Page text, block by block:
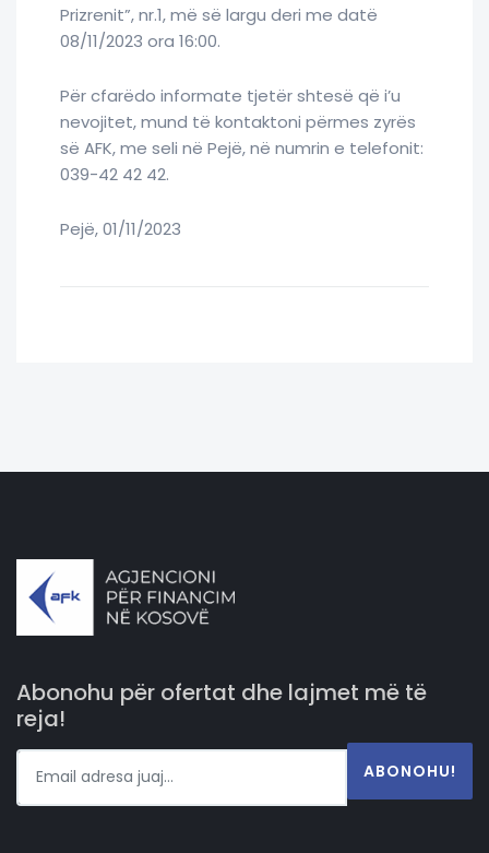
Prizrenit”, nr.1, më së largu deri me datë
08/11/2023 ora 16:00.
Për cfarëdo informate tjetër shtesë që i’u
nevojitet, mund të kontaktoni përmes zyrës
së AFK, me seli në Pejë, në numrin e telefonit:
039-42 42 42.
Pejë, 01/11/2023
Abonohu për ofertat dhe lajmet më të
reja!
ABONOHU!